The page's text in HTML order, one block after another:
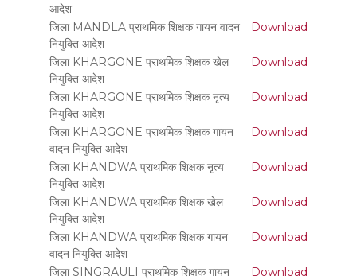
आदेश
जिला MANDLA प्राथमिक शिक्षक गायन वादन
नियुक्ति आदेश
Download
जिला KHARGONE प्राथमिक शिक्षक खेल
नियुक्ति आदेश
Download
जिला KHARGONE प्राथमिक शिक्षक नृत्य
नियुक्ति आदेश
Download
जिला KHARGONE प्राथमिक शिक्षक गायन
वादन नियुक्ति आदेश
Download
जिला KHANDWA प्राथमिक शिक्षक नृत्य
नियुक्ति आदेश
Download
जिला KHANDWA प्राथमिक शिक्षक खेल
नियुक्ति आदेश
Download
जिला KHANDWA प्राथमिक शिक्षक गायन
वादन नियुक्ति आदेश
Download
जिला SINGRAULI प्राथमिक शिक्षक गायन
Download